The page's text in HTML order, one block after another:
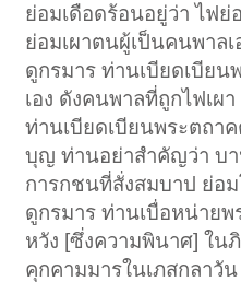
ย่อมเดือดร้อนอยู่ว่า ไฟย่
ย่อมเผาตนผู้เป็นคนพาลเ
ดูกรมาร ท่านเบียดเบียน
เอง ดังคนพาลที่ถูกไฟเ
ท่านเบียดเบียนพระตถา
บุญ ท่านอย่าสำคัญว่า บา
การกชนที่สั่งสมบาป ย่อ
ดูกรมาร ท่านเบื่อหน่ายพ
หวัง [ซึ่งความพินาศ] ใน
คุกคามมารในเภสกลาวั